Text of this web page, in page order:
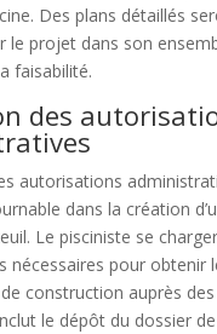
Des plans détaillés
le projet dans son
faisabilité.
des
autorisations
dans la création
Le pisciniste se
nécessaires pour obtenir
construction auprès
le dépôt du dossier